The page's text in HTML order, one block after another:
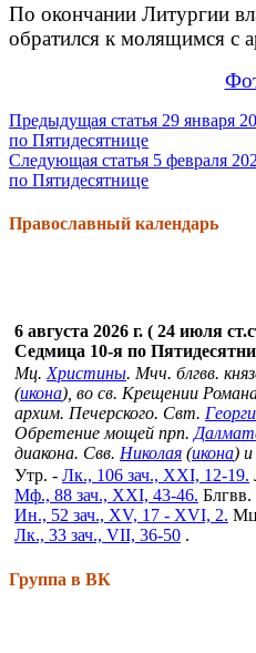
По окончании Литургии
обратился к молящимся с
Продолжить
чтение
Предыдущая статья 29 января
по Пятидесятнице
Следующая статья 5 февраля
по Пятидесятнице
Православный календарь
6 августа 2026 г. ( 24 июля
Седмица 10-я по
Мц. Христины. Мчч. блгвв.
(икона), во св. Крещении
архим. Печерского. Свт.
Обретение мощей прп.
диакона. Свв. Николая (икона) и
Утр. - Лк., 106 зач., XXI, 12-19.
Мф., 88 зач., XXI, 43-46. Блгвв.
Ин., 52 зач., XV, 17 - XVI, 2.
Лк., 33 зач., VII, 36-50 .
Группа в ВК